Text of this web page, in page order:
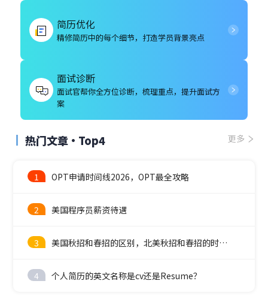
简历优化
精修简历中的每个细节，打造学员背景亮点
面试诊断
面试官帮你全方位诊断，梳理重点，提升面试方
案
热门文章·Top4 更多
1 OPT申请时间线2026，OPT最全攻略
2 美国程序员薪资待遇
3 美国秋招和春招的区别，北美秋招和春招的时间线
4 个人简历的英文名称是cv还是Resume？